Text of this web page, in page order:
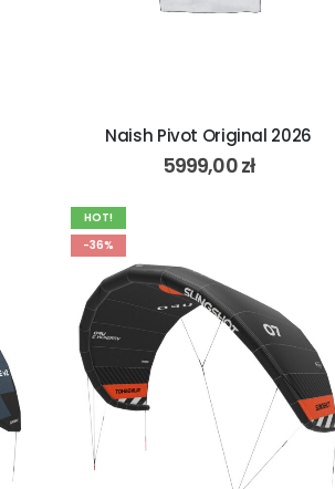
Naish Pivot Original 2026
5999,00zł
HOT!
-36%